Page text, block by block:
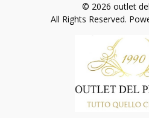
© 2026 outlet
All Rights Reserved.